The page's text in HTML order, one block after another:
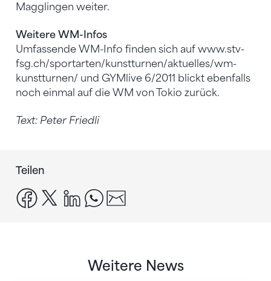
Magglingen weiter.
Weitere WM-Infos
Umfassende WM-Info finden sich auf www.stv-
fsg.ch/sportarten/kunstturnen/aktuelles/wm-
kunstturnen/ und GYMlive 6/2011 blickt ebenfalls
noch einmal auf die WM von Tokio zurück.
Text: Peter Friedli
Teilen
facebook
x linkedinwhatsapp
Weitere News